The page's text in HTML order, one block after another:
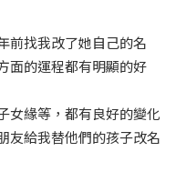
前找我改了她自己的名
面的運程都有明顯的好
女緣等，都有良好的變化
友給我替他們的孩子改名